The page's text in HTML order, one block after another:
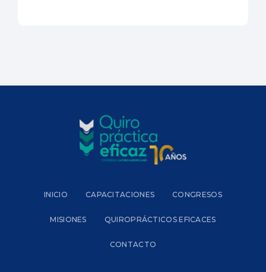
INICIO CAPACITACIONES CONGRESOS
MISIONES QUIROPRÁCTICOS EFICACES
CONTACTO